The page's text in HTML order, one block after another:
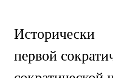
Исторически
первой